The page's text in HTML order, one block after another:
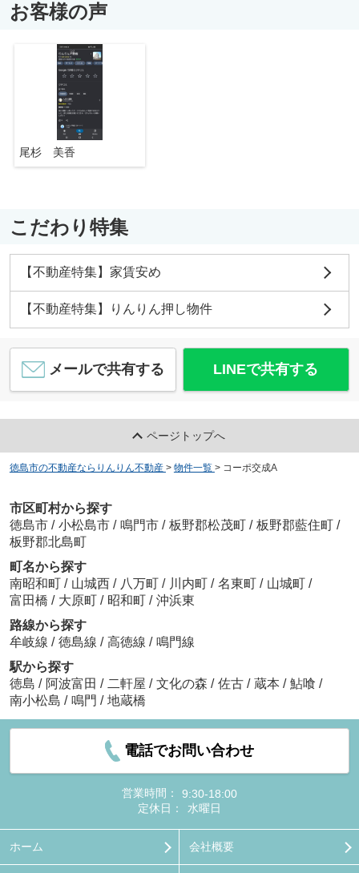
お客様の声
尾杉 美香
こだわり特集
【不動産特集】家賃安め
【不動産特集】りんりん押し物件
メールで共有する LINEで共有する
ページトップへ
徳島市の不動産ならりんりん不動産 > 物件一覧 > コーポ交成A
市区町村から探す
徳島市 / 小松島市 / 鳴門市 / 板野郡松茂町 / 板野郡藍住町 /
板野郡北島町
町名から探す
南昭和町 / 山城西 / 八万町 / 川内町 / 名東町 / 山城町 /
富田橋 / 大原町 / 昭和町 / 沖浜東
路線から探す
牟岐線 / 徳島線 / 高徳線 / 鳴門線
駅から探す
徳島 / 阿波富田 / 二軒屋 / 文化の森 / 佐古 / 蔵本 / 鮎喰 /
南小松島 / 鳴門 / 地蔵橋
電話でお問い合わせ
営業時間：
9:30-18:00
定休日：
水曜日
ホーム 会社概要